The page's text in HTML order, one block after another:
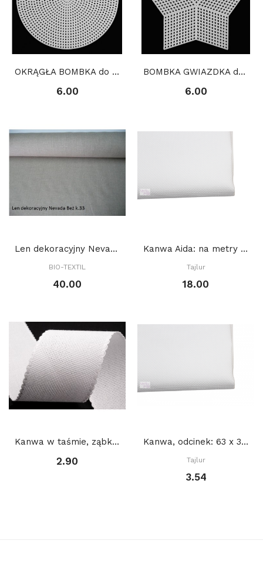
OKRĄGŁA BOMBKA do haftu, kanwa plastikowa
6.00
BOMBKA GWIAZDKA do haftu, kanwa plastikowa
6.00
Len dekoracyjny Nevada Beż k.33
BIO-TEXTIL
40.00
Kanwa Aida: na metry BIAŁA
Tajlur
18.00
Kanwa w taśmie, ząbkowana, szerokość 5 cm : BIAŁA
2.90
Kanwa, odcinek: 63 x 30 cm, BIAŁA 18 ct
Tajlur
3.54